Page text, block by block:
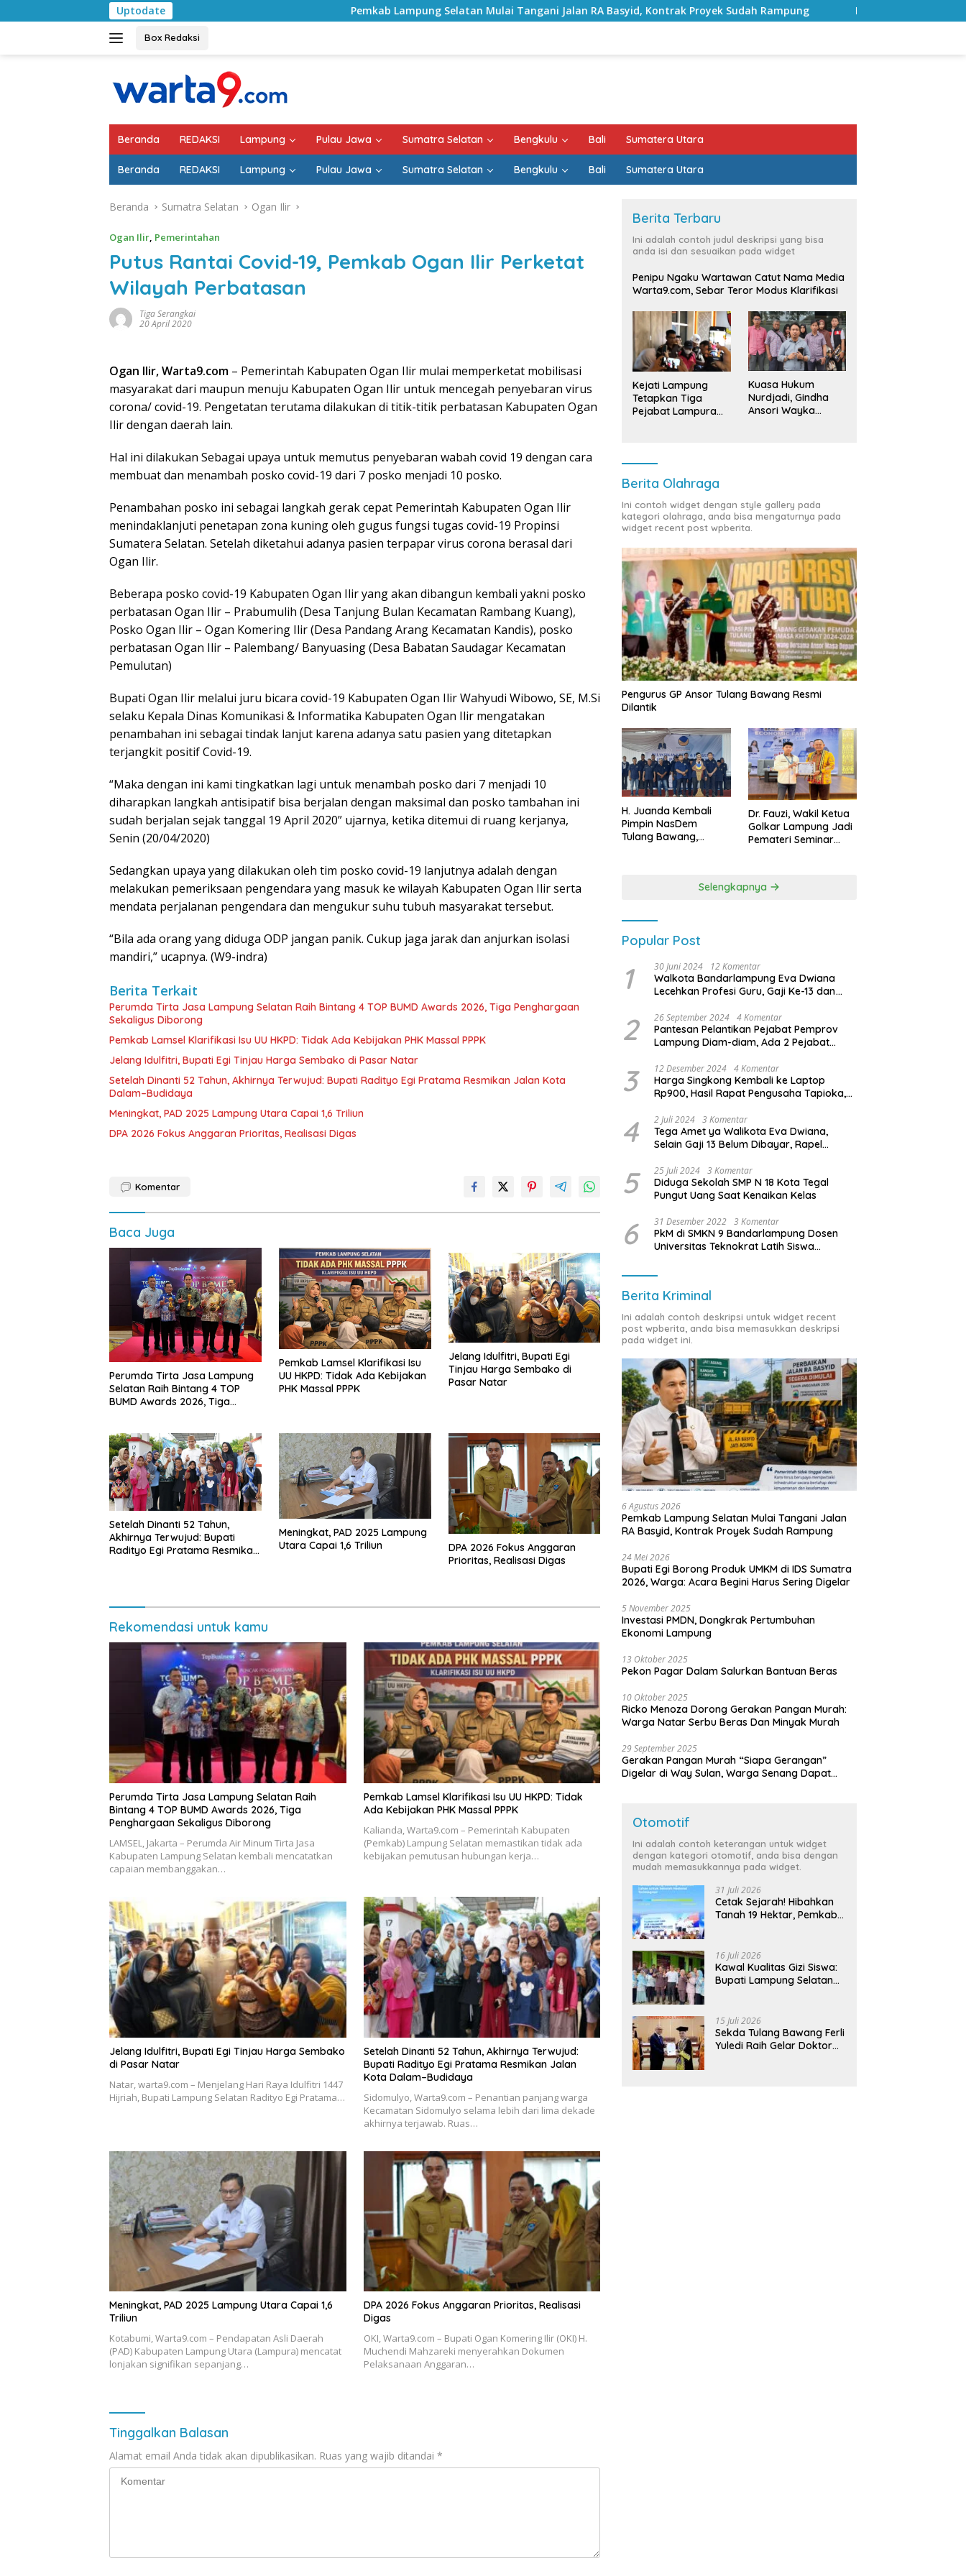
ke
Uptodate Pemkab Lampung Selatan Mulai Tangani Jalan RA Basyid, Kontrak Proyek Sudah Rampung Bulan Kemerdekaan, Bupati Lampung
Box Redaksi
Beranda REDAKSI Lampung Pulau Jawa Sumatra Selatan Bengkulu Bali Sumatera Utara
Beranda REDAKSI Lampung Pulau Jawa Sumatra Selatan Bengkulu Bali Sumatera Utara
Beranda Sumatra Selatan Ogan Ilir
Ogan Ilir, Pemerintahan
Putus Rantai Covid-19, Pemkab Ogan Ilir Perketat
Wilayah Perbatasan
Tiga Serangkai
20 April 2020
Ogan Ilir, Warta9.com – Pemerintah Kabupaten Ogan Ilir mulai memperketat mobilisasi
masyarakat dari maupun menuju Kabupaten Ogan Ilir untuk mencegah penyebaran virus
corona/ covid-19. Pengetatan terutama dilakukan di titik-titik perbatasan Kabupaten Ogan
Ilir dengan daerah lain.
Hal ini dilakukan Sebagai upaya untuk memutus penyebaran wabah covid 19 dengan cara
membuat dan menambah posko covid-19 dari 7 posko menjadi 10 posko.
Penambahan posko ini sebagai langkah gerak cepat Pemerintah Kabupaten Ogan Ilir
menindaklanjuti penetapan zona kuning oleh gugus fungsi tugas covid-19 Propinsi
Sumatera Selatan. Setelah diketahui adanya pasien terpapar virus corona berasal dari
Ogan Ilir.
Beberapa posko covid-19 Kabupaten Ogan Ilir yang akan dibangun kembali yakni posko
perbatasan Ogan Ilir – Prabumulih (Desa Tanjung Bulan Kecamatan Rambang Kuang),
Posko Ogan Ilir – Ogan Komering Ilir (Desa Pandang Arang Kecamatan Kandis), posko
perbatasan Ogan Ilir – Palembang/ Banyuasing (Desa Babatan Saudagar Kecamatan
Pemulutan)
Bupati Ogan Ilir melalui juru bicara covid-19 Kabupaten Ogan Ilir Wahyudi Wibowo, SE, M.Si
selaku Kepala Dinas Komunikasi & Informatika Kabupaten Ogan Ilir mengatakan
penambahan ini sebagai tindak lanjut karena adanya satu pasien yang ditetapkan
terjangkit positif Covid-19.
“Maka dengan ini kami tingkatkan lagi untuk menambah posko dari 7 menjadi 10
diharapkan langkah antisipatif bisa berjalan dengan maksimal dan posko tambahan ini
sudah berjalan sejak tanggal 19 April 2020” ujarnya, ketika ditemui di ruang kerjanya,
Senin (20/04/2020)
Sedangkan upaya yang dilakukan oleh tim posko covid-19 lanjutnya adalah dengan
melakukan pemeriksaan pengendara yang masuk ke wilayah Kabupaten Ogan Ilir serta
mendata perjalanan pengendara dan mengukur suhu tubuh masyarakat tersebut.
“Bila ada orang yang diduga ODP jangan panik. Cukup jaga jarak dan anjurkan isolasi
mandiri,” ucapnya. (W9-indra)
Berita Terkait
Perumda Tirta Jasa Lampung Selatan Raih Bintang 4 TOP BUMD Awards 2026, Tiga Penghargaan
Sekaligus Diborong
Pemkab Lamsel Klarifikasi Isu UU HKPD: Tidak Ada Kebijakan PHK Massal PPPK
Jelang Idulfitri, Bupati Egi Tinjau Harga Sembako di Pasar Natar
Setelah Dinanti 52 Tahun, Akhirnya Terwujud: Bupati Radityo Egi Pratama Resmikan Jalan Kota
Dalam–Budidaya
Meningkat, PAD 2025 Lampung Utara Capai 1,6 Triliun
DPA 2026 Fokus Anggaran Prioritas, Realisasi Digas
Komentar
Baca Juga
Perumda Tirta Jasa Lampung
Selatan Raih Bintang 4 TOP
BUMD Awards 2026, Tiga
Pemkab Lamsel Klarifikasi Isu
UU HKPD: Tidak Ada Kebijakan
PHK Massal PPPK
Jelang Idulfitri, Bupati Egi
Tinjau Harga Sembako di
Pasar Natar
Setelah Dinanti 52 Tahun,
Akhirnya Terwujud: Bupati
Radityo Egi Pratama Resmikan
Meningkat, PAD 2025 Lampung
Utara Capai 1,6 Triliun
DPA 2026 Fokus Anggaran
Prioritas, Realisasi Digas
Rekomendasi untuk kamu
Perumda Tirta Jasa Lampung Selatan Raih
Bintang 4 TOP BUMD Awards 2026, Tiga
Penghargaan Sekaligus Diborong
LAMSEL, Jakarta – Perumda Air Minum Tirta Jasa
Kabupaten Lampung Selatan kembali mencatatkan
capaian membanggakan…
Pemkab Lamsel Klarifikasi Isu UU HKPD: Tidak
Ada Kebijakan PHK Massal PPPK
Kalianda, Warta9.com – Pemerintah Kabupaten
(Pemkab) Lampung Selatan memastikan tidak ada
kebijakan pemutusan hubungan kerja…
Jelang Idulfitri, Bupati Egi Tinjau Harga Sembako
di Pasar Natar
Natar, warta9.com – Menjelang Hari Raya Idulfitri 1447
Hijriah, Bupati Lampung Selatan Radityo Egi Pratama…
Setelah Dinanti 52 Tahun, Akhirnya Terwujud:
Bupati Radityo Egi Pratama Resmikan Jalan
Kota Dalam–Budidaya
Sidomulyo, Warta9.com – Penantian panjang warga
Kecamatan Sidomulyo selama lebih dari lima dekade
akhirnya terjawab. Ruas…
Meningkat, PAD 2025 Lampung Utara Capai 1,6
Triliun
Kotabumi, Warta9.com – Pendapatan Asli Daerah
(PAD) Kabupaten Lampung Utara (Lampura) mencatat
lonjakan signifikan sepanjang…
DPA 2026 Fokus Anggaran Prioritas, Realisasi
Digas
OKI, Warta9.com – Bupati Ogan Komering Ilir (OKI) H.
Muchendi Mahzareki menyerahkan Dokumen
Pelaksanaan Anggaran…
Tinggalkan Balasan
Alamat email Anda tidak akan dipublikasikan. Ruas yang wajib ditandai *
Berita Terbaru
Ini adalah contoh judul deskripsi yang bisa
anda isi dan sesuaikan pada widget
Penipu Ngaku Wartawan Catut Nama Media
Warta9.com, Sebar Teror Modus Klarifikasi
Kejati Lampung
Tetapkan Tiga
Pejabat Lampura
Kuasa Hukum
Nurdjadi, Gindha
Ansori Wayka
Berita Olahraga
Ini contoh widget dengan style gallery pada
kategori olahraga, anda bisa mengaturnya pada
widget recent post wpberita.
Pengurus GP Ansor Tulang Bawang Resmi
Dilantik
H. Juanda Kembali
Pimpin NasDem
Tulang Bawang,
Dr. Fauzi, Wakil Ketua
Golkar Lampung Jadi
Pemateri Seminar
Kebangsaan
Selengkapnya
Popular Post
1 30 Juni 2024 12 Komentar
Walkota Bandarlampung Eva Dwiana
Lecehkan Profesi Guru, Gaji Ke-13 dan
2 26 September 2024 4 Komentar
Pantesan Pelantikan Pejabat Pemprov
Lampung Diam-diam, Ada 2 Pejabat
3 12 Desember 2024 4 Komentar
Harga Singkong Kembali ke Laptop
Rp900, Hasil Rapat Pengusaha Tapioka,
Lampung
4 2 Juli 2024 3 Komentar
Tega Amet ya Walikota Eva Dwiana,
Selain Gaji 13 Belum Dibayar, Rapel
Dibayar
5 25 Juli 2024 3 Komentar
Diduga Sekolah SMP N 18 Kota Tegal
Pungut Uang Saat Kenaikan Kelas
6 31 Desember 2022 3 Komentar
PkM di SMKN 9 Bandarlampung Dosen
Universitas Teknokrat Latih Siswa
Berita Kriminal
Ini adalah contoh deskripsi untuk widget recent
post wpberita, anda bisa memasukkan deskripsi
pada widget ini.
6 Agustus 2026
Pemkab Lampung Selatan Mulai Tangani Jalan
RA Basyid, Kontrak Proyek Sudah Rampung
24 Mei 2026
Bupati Egi Borong Produk UMKM di IDS Sumatra
2026, Warga: Acara Begini Harus Sering Digelar
5 November 2025
Investasi PMDN, Dongkrak Pertumbuhan
Ekonomi Lampung
13 Oktober 2025
Pekon Pagar Dalam Salurkan Bantuan Beras
10 Oktober 2025
Ricko Menoza Dorong Gerakan Pangan Murah:
Warga Natar Serbu Beras Dan Minyak Murah
29 September 2025
Gerakan Pangan Murah “Siapa Gerangan”
Digelar di Way Sulan, Warga Senang Dapat
Otomotif
Ini adalah contoh keterangan untuk widget
dengan kategori otomotif, anda bisa dengan
mudah memasukkannya pada widget.
31 Juli 2026
Cetak Sejarah! Hibahkan
Tanah 19 Hektar, Pemkab
Terintegrasi Pertama di
Lampung
16 Juli 2026
Kawal Kualitas Gizi Siswa:
Bupati Lampung Selatan
Bergizi Gratis di Natar
15 Juli 2026
Sekda Tulang Bawang Ferli
Yuledi Raih Gelar Doktor